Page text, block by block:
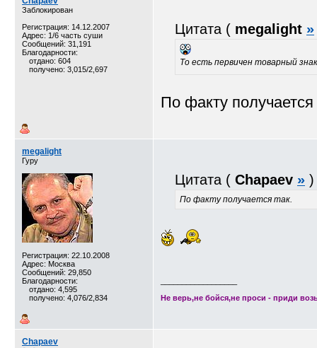
Заблокирован
Регистрация: 14.12.2007
Адрес: 1/6 часть суши
Сообщений: 31,191
Благодарности:
отдано: 604
получено: 3,015/2,697
Цитата ( megalight »
То есть первичен товарный
По факту получается
megalight
Гуру
Регистрация: 22.10.2008
Адрес: Москва
Сообщений: 29,850
Благодарности:
отдано: 4,595
получено: 4,076/2,834
Цитата ( Chapaev » )
По факту получается так.
Не верь,не бойся,не проси - приди
Chapaev